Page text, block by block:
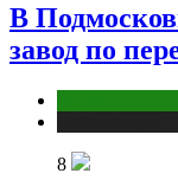
В
завод по
8